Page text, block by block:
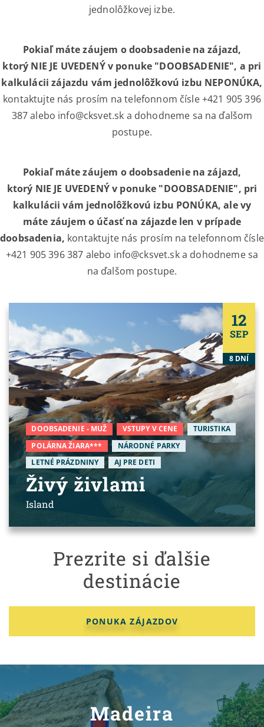
jednolôžkovej izbe.
Pokiaľ máte záujem o doobsadenie na zájazd,
ktorý NIE JE UVEDENÝv ponuke "DOOBSADENIE", a pri
kalkulácii zájazdu vám jednolôžkovú izbu NEPONÚKA,
kontaktujte nás prosím na telefonnom čísle +421 905 396
387 alebo info@cksvet.sk a dohodneme sa na ďalšom
postupe.
Pokiaľ máte záujem o doobsadenie na zájazd,
ktorý NIE JE UVEDENÝv ponuke "DOOBSADENIE", pri
kalkulácii vám jednolôžkovú izbu PONÚKA, ale vy
máte záujem o účasť na zájazde len v prípade
doobsadenia, kontaktujte nás prosím na telefonnom čísle
+421 905 396 387 alebo info@cksvet.ska dohodneme sa
na ďalšom postupe.
12
SEP
8 DNÍ
DOOBSADENIE - MUŽ VSTUPY V CENE
TURISTIKA
POLÁRNA ŽIARA***
NÁRODNÉ PARKY
LETNÉ PRÁZDNINY
AJ PRE DETI
Živý živlami
Island
Prezrite si ďalšie
destinácie
PONUKA ZÁJAZDOV
Madeira